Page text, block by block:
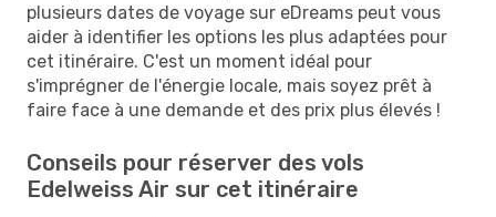
plusieurs dates de voyage sur eDreams peut vous
aider à identifier les options les plus adaptées pour
cet itinéraire. C'est un moment idéal pour
s'imprégner de l'énergie locale, mais soyez prêt à
faire face à une demande et des prix plus élevés !
Conseils pour réserver des vols
Edelweiss Air sur cet itinéraire